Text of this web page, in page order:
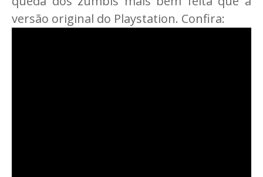
versão original do Playstation. Confira: